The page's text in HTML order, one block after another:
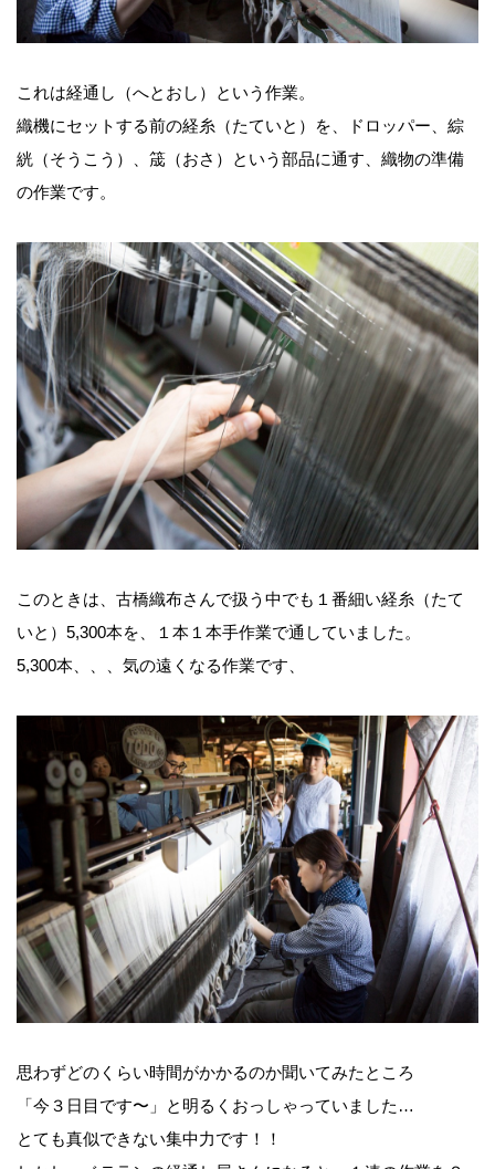
これは経通し（へとおし）という作業。
織機にセットする前の経糸（たていと）を、ドロッパー、綜
絖（そうこう）、筬（おさ）という部品に通す、織物の準備
の作業です。
このときは、古橋織布さんで扱う中でも１番細い経糸（たて
いと）5,300本を、１本１本手作業で通していました。
5,300本、、、気の遠くなる作業です、
思わずどのくらい時間がかかるのか聞いてみたところ
「今３日目です〜」と明るくおっしゃっていました…
とても真似できない集中力です！！